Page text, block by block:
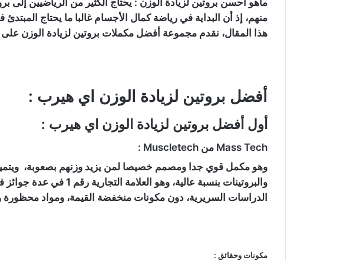
منهم، إذ أن البداية في رياضة كمال الأجسام غالبا ما يحتاج
هذا المقال، نقدم مجموعة أفضل مكملات بروتين لزيادة الوزن
أفضل بروتين لزيادة الوزن اي هيرب :
أول أفضل بروتين لزيادة الوزن اي هيرب :
Mass Tech من Muscletech :
وهو مكمل قوي جدا ومصمم خصيصا لمن يزيد وزنهم بصعوبة، ويتميز
والبروتينات بنسبة عالية، وهو
الدراسات السريرية، دون مكونات منخفضة القيمة، ومواد
مكونات وحقائق :